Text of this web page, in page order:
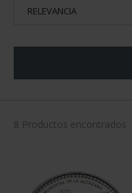
8 Productos encontrados